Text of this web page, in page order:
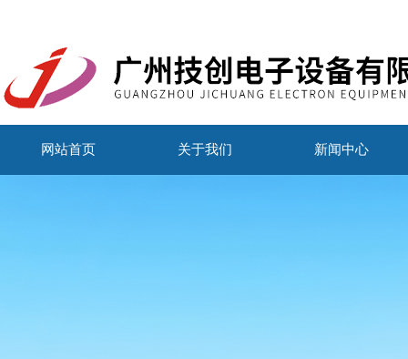
网站首页 关于我们 新闻中心